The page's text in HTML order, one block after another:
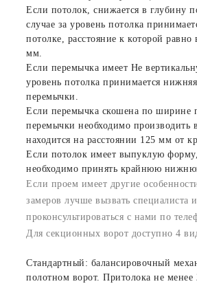
Если потолок, снижается в глубину
случае за уровень потолка
потолке, расстояние к которой
мм.
Если перемычка имеет Не
уровень потолка принимается
перемычки.
Если перемычка скошена по ширине
перемычки необходимо производить
находится на расстоянии 125 мм от
Если потолок имеет выпуклую
необходимо принять крайнюю
Если проем имеет другие
замеров лучше вызвать специалиста
проконсультироваться с нами по
Для секционных ворот доступно 4
Стандартный: балансировочный
полотном ворот. Притолока не